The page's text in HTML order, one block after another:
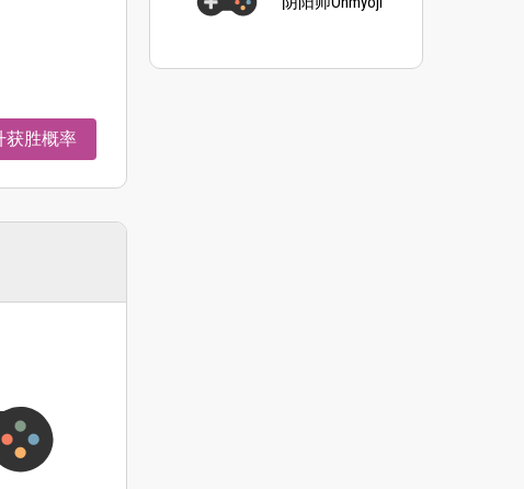
获胜概率